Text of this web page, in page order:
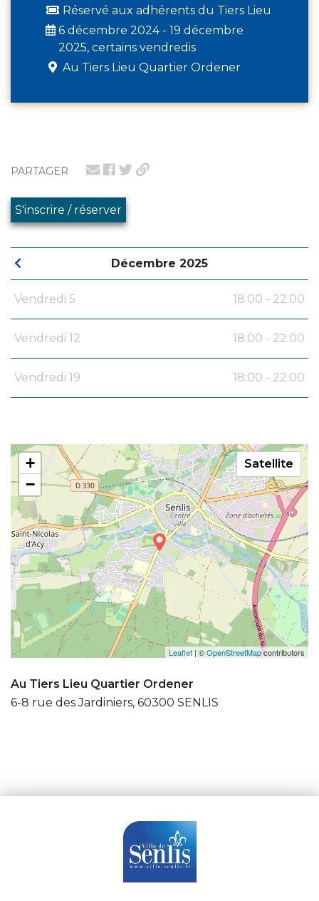
PARTAGER
S'inscrire / réserver
Décembre 2025
Vendredi 5 18:00 - 22:00
Vendredi 12 18:00 - 22:00
Vendredi 19 18:00 - 22:00
+
−
Leaflet | ©OpenStreetMapcontributors
Satellite
Au Tiers Lieu Quartier Ordener
6-8 rue des Jardiniers, 60300 SENLIS
Réservé aux adhérents du Tiers Lieu
6 décembre 2024 - 19 décembre
2025, certains vendredis
Au Tiers Lieu Quartier Ordener